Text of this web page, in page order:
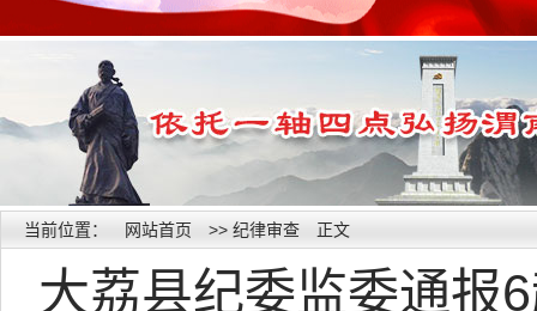
当前位置： 网站首页 >> 纪律审查 正文
大荔县纪委监委通报